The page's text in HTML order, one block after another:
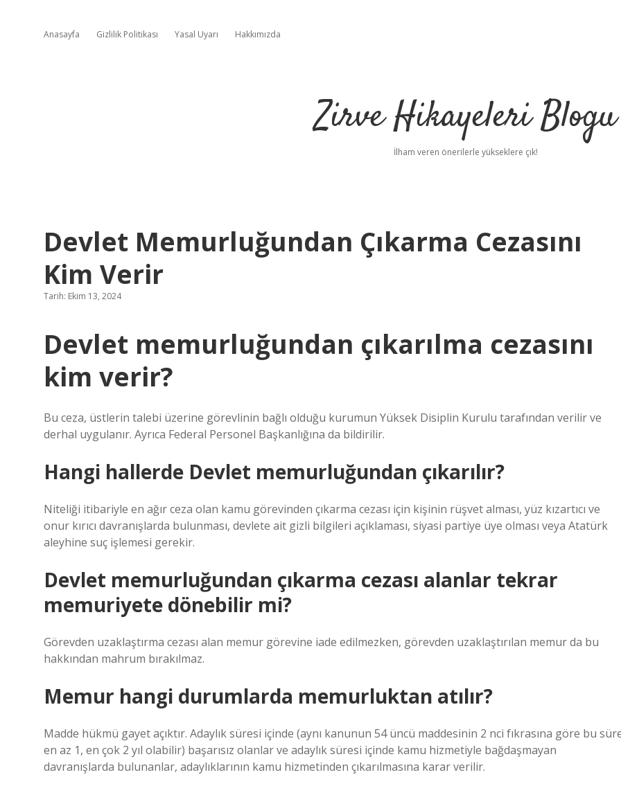
Anasayfa Gizlilik Politikası Yasal Uyarı Hakkımızda
Zirve Hikayeleri Blogu
İlham veren önerilerle yükseklere çık!
Devlet Memurluğundan Çıkarma Cezasını
Kim Verir
Tarih: Ekim 13, 2024
Devlet memurluğundan çıkarılma cezasını
kim verir?
Bu ceza, üstlerin talebi üzerine görevlinin bağlı olduğu kurumun Yüksek Disiplin Kurulu tarafından verilir ve
derhal uygulanır. Ayrıca Federal Personel Başkanlığına da bildirilir.
Hangi hallerde Devlet memurluğundan çıkarılır?
Niteliği itibariyle en ağır ceza olan kamu görevinden çıkarma cezası için kişinin rüşvet alması, yüz kızartıcı ve
onur kırıcı davranışlarda bulunması, devlete ait gizli bilgileri açıklaması, siyasi partiye üye olması veya Atatürk
aleyhine suç işlemesi gerekir.
Devlet memurluğundan çıkarma cezası alanlar tekrar
memuriyete dönebilir mi?
Görevden uzaklaştırma cezası alan memur görevine iade edilmezken, görevden uzaklaştırılan memur da bu
hakkından mahrum bırakılmaz.
Memur hangi durumlarda memurluktan atılır?
Madde hükmü gayet açıktır. Adaylık süresi içinde (aynı kanunun 54 üncü maddesinin 2 nci fıkrasına göre bu
en az 1, en çok 2 yıl olabilir) başarısız olanlar ve adaylık süresi içinde kamu hizmetiyle bağdaşmayan
davranışlarda bulunanlar, adaylıklarının kamu hizmetinden çıkarılmasına karar verilir.